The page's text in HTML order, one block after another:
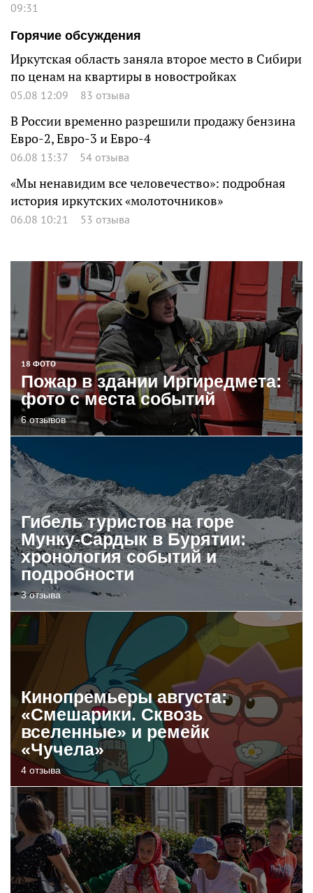
09:31
Горячие обсуждения
Иркутская область заняла второе место в Сибири
по ценам на квартиры в новостройках
05.08 12:09 83 отзыва
В России временно разрешили продажу бензина
Евро-2, Евро-3 и Евро-4
06.08 13:37 54 отзыва
«Мы ненавидим все человечество»: подробная
история иркутских «молоточников»
06.08 10:21 53 отзыва
18 ФОТО
Пожар в здании Иргиредмета:
фото с места событий
6 отзывов
Гибель туристов на горе
Мунку-Сардык в Бурятии:
хронология событий и
подробности
3 отзыва
Кинопремьеры августа:
«Смешарики. Сквозь
вселенные» и ремейк
«Чучела»
4 отзыва